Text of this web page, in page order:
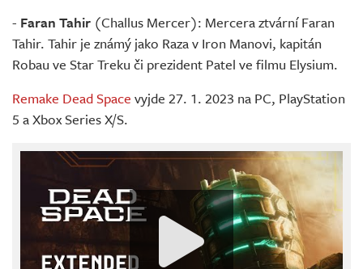
- Faran Tahir (Challus Mercer): Mercera ztvární Faran
Tahir. Tahir je známý jako Raza v Iron Manovi, kapitán
Robau ve Star Treku či prezident Patel ve filmu Elysium.
Remake Dead Space vyjde 27. 1. 2023 na PC, PlayStation
5 a Xbox Series X/S.